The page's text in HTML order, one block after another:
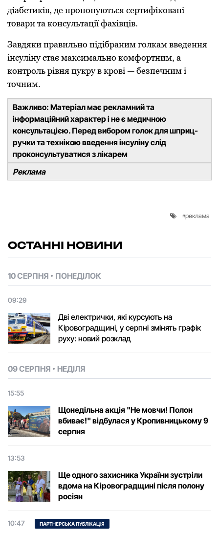
діабетиків, де пропонуються сертифіковані
товари та консультації фахівців.
Завдяки правильно підібраним голкам введення
інсуліну стає максимально комфортним, а
контроль рівня цукру в крові — безпечним і
точним.
Важливо: Матеріал має рекламний та
інформаційний характер і не є медичною
консультацією. Перед вибором голок для шприц-
ручки та технікою введення інсуліну слід
проконсультуватися з лікарем
Реклама
реклама
ОСТАННІ НОВИНИ
10 СЕРПНЯ ПОНЕДІЛОК
09:29
Дві електрички, які курсують на
Кіровоградщині, у серпні змінять графік
руху: новий розклад
09 СЕРПНЯ НЕДІЛЯ
15:55
Щонедільна акція "Не мовчи! Полон
вбиває!" відбулася у Кропивницькому 9
серпня
13:53
Ще одного захисника України зустріли
вдома на Кіровоградщині після полону
росіян
10:47 ПАРТНЕРСЬКА ПУБЛІКАЦІЯ